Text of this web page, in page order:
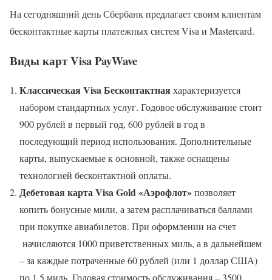
На сегодняшний день Сбербанк предлагает своим клиентам
бесконтактные карты платежных систем Visa и Mastercard.
Виды карт Visa PayWave
КлассическаяVisa Бесконтактнаяхарактеризуется
набором стандартных услуг. Годовое обслуживание стоит
900 рублей в первый год, 600 рублей в год в
последующий период использования. Дополнительные
карты, выпускаемые к основной, также оснащены
технологией бесконтактной оплаты.
Дебетовая картаVisaGold «Аэрофлот»позволяет
копить бонусные мили, а затем расплачиваться баллами
при покупке авиабилетов. При оформлении на счет
начисляются 1000 приветственных миль, а в дальнейшем
– за каждые потраченные 60 рублей (или 1 доллар США)